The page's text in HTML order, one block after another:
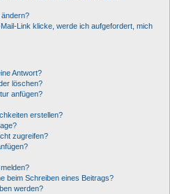
Link klicke, werde ich aufgefordert, mich
Antwort?
löschen?
anfügen?
erstellen?
zugreifen?
beim Schreiben eines Beitrags?
werden?